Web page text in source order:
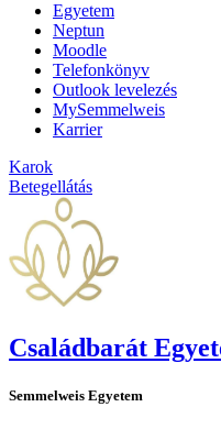
Egyetem
Neptun
Moodle
Telefonkönyv
Outlook levelezés
MySemmelweis
Karrier
Karok
Betegellátás
Családbarát
Semmelweis Egyetem